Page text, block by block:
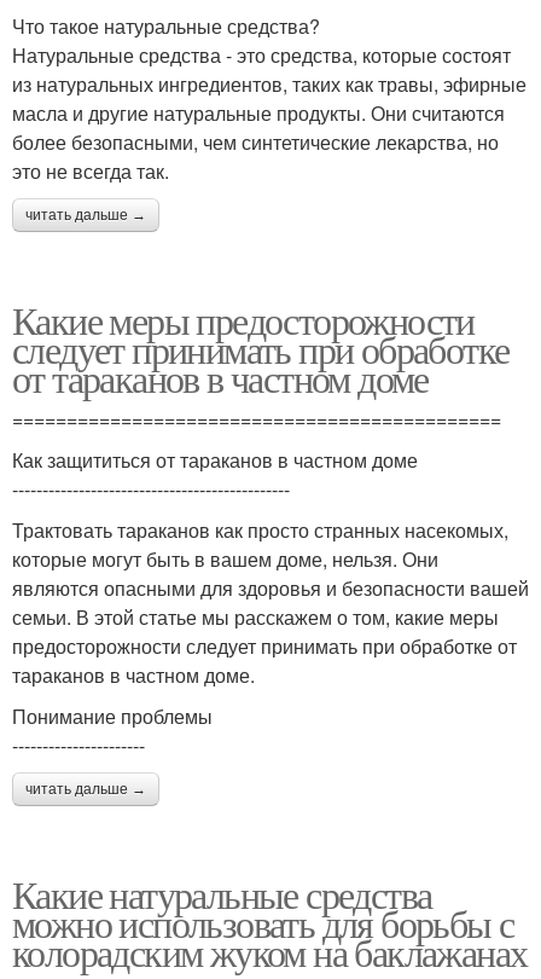
Что такое натуральные средства?
Натуральные средства - это средства, которые состоят
из натуральных ингредиентов, таких как травы, эфирные
масла и другие натуральные продукты. Они считаются
более безопасными, чем синтетические лекарства, но
это не всегда так.
читать дальше →
Какие меры предосторожности
следует принимать при обработке
от тараканов в частном доме
=============================================
Как защититься от тараканов в частном доме
----------------------------------------------
Трактовать тараканов как просто странных насекомых,
которые могут быть в вашем доме, нельзя. Они
являются опасными для здоровья и безопасности вашей
семьи. В этой статье мы расскажем о том, какие меры
предосторожности следует принимать при обработке от
тараканов в частном доме.
Понимание проблемы
----------------------
читать дальше →
Какие натуральные средства
можно использовать для борьбы с
колорадским жуком на баклажанах